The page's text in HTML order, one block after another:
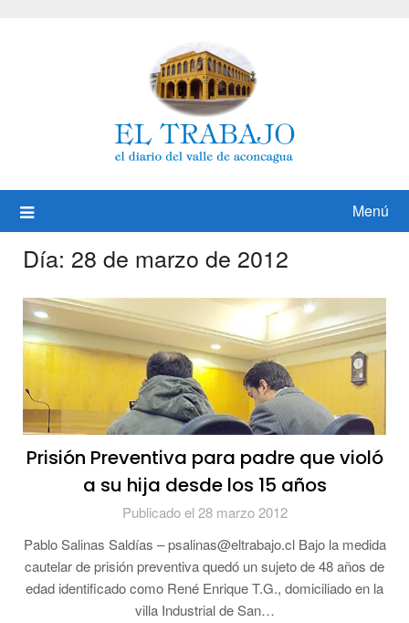
Menú
Día: 28 de marzo de 2012
Prisión Preventiva para padre que violó
a su hija desde los 15 años
Publicado el 28 marzo 2012
Pablo Salinas Saldías – psalinas@eltrabajo.cl Bajo la medida
cautelar de prisión preventiva quedó un sujeto de 48 años de
edad identificado como René Enrique T.G., domiciliado en la
villa Industrial de San…